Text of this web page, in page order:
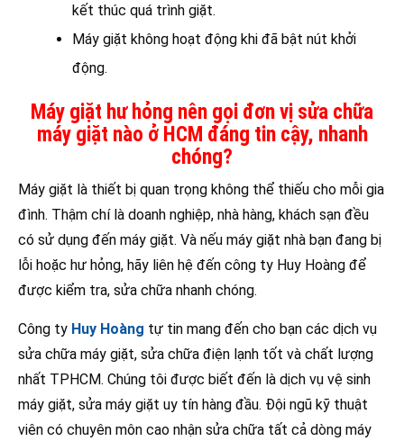
kết thúc quá trình giặt.
Máy giặt không hoạt động khi đã bật nút khởi
động.
Máy giặt hư hỏng nên gọi đơn vị sửa chữa
máy giặt nào ở HCM đáng tin cậy, nhanh
chóng?
Máy giặt là thiết bị quan trọng không thể thiếu cho mỗi gia
đình. Thậm chí là doanh nghiệp, nhà hàng, khách sạn đều
có sử dụng đến máy giặt. Và nếu máy giặt nhà bạn đang bị
lỗi hoặc hư hỏng, hãy liên hệ đến công ty Huy Hoàng để
được kiểm tra, sửa chữa nhanh chóng.
Công ty Huy Hoàng tự tin mang đến cho bạn các dịch vụ
sửa chữa máy giặt, sửa chữa điện lạnh tốt và chất lượng
nhất TPHCM. Chúng tôi được biết đến là dịch vụ vệ sinh
máy giặt, sửa máy giặt uy tín hàng đầu. Đội ngũ kỹ thuật
viên có chuyên môn cao nhận sửa chữa tất cả dòng máy